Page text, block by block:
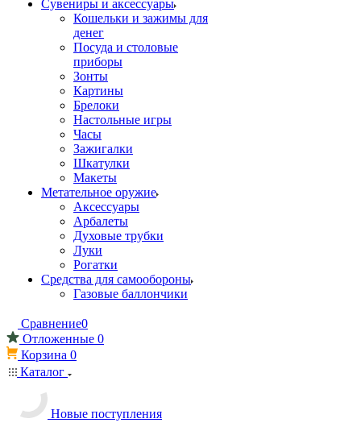
Сувениры и аксессуары
Кошельки и зажимы для
денег
Посуда и столовые
приборы
Зонты
Картины
Брелоки
Настольные игры
Часы
Зажигалки
Шкатулки
Макеты
Метательное оружие
Аксессуары
Арбалеты
Духовые трубки
Луки
Рогатки
Средства для самообороны
Газовые баллончики
Сравнение0
Отложенные 0
Корзина 0
Каталог
Новые поступления